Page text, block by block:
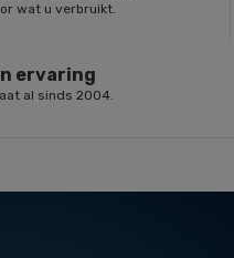
wat u verbruikt.
ervaring
al sinds 2004.